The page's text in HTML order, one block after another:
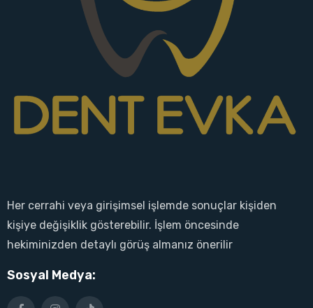
Her cerrahi veya girişimsel işlemde sonuçlar kişiden
kişiye değişiklik gösterebilir. İşlem öncesinde
hekiminizden detaylı görüş almanız önerilir
Sosyal Medya: